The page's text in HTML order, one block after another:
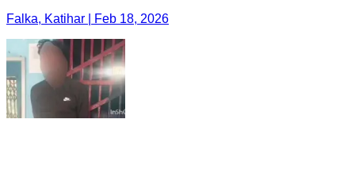
Falka, Katihar | Feb 18, 2026